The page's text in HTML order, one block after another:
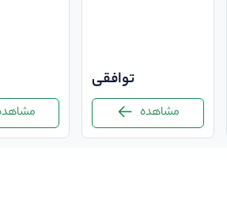
توافقی
مشاهده